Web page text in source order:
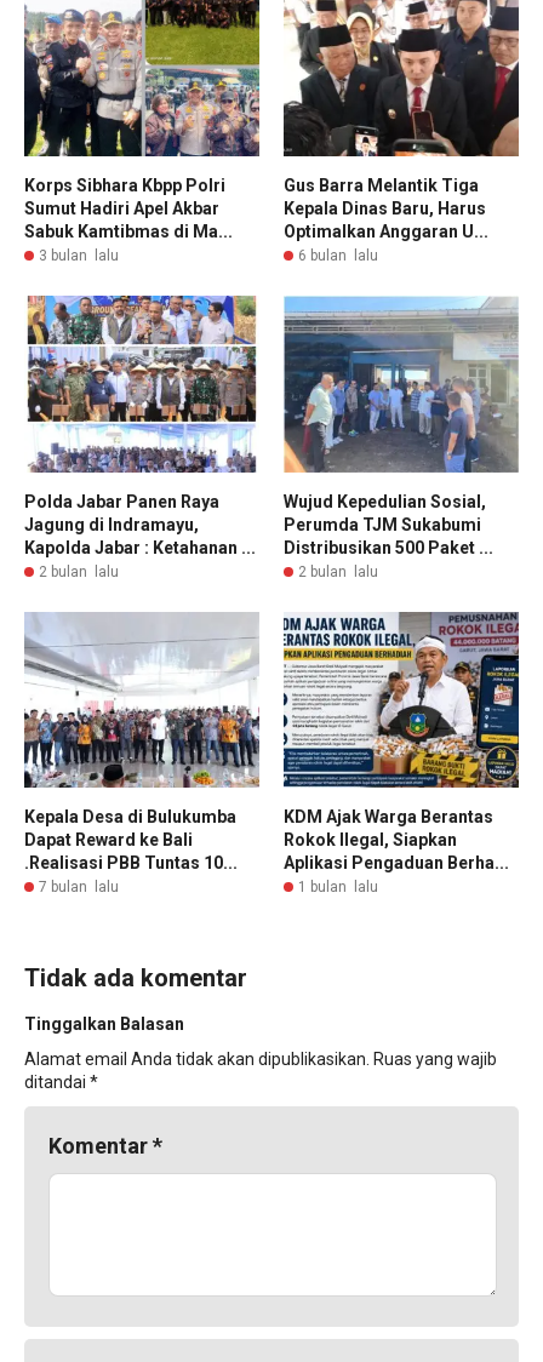
Korps Sibhara Kbpp Polri
Sumut Hadiri Apel Akbar
Sabuk Kamtibmas di Ma...
3 bulan lalu
Gus Barra Melantik Tiga
Kepala Dinas Baru, Harus
Optimalkan Anggaran U...
6 bulan lalu
Polda Jabar Panen Raya
Jagung di Indramayu,
Kapolda Jabar : Ketahanan ...
2 bulan lalu
Wujud Kepedulian Sosial,
Perumda TJM Sukabumi
Distribusikan 500 Paket ...
2 bulan lalu
Kepala Desa di Bulukumba
Dapat Reward ke Bali
.Realisasi PBB Tuntas 10...
7 bulan lalu
KDM Ajak Warga Berantas
Rokok Ilegal, Siapkan
Aplikasi Pengaduan Berha...
1 bulan lalu
Tidak ada komentar
Tinggalkan Balasan
Alamat email Anda tidak akan dipublikasikan. Ruas yang wajib
ditandai *
Komentar*